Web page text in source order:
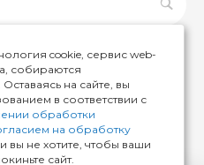
права защищены
cookie, сервис web-
собираются
на сайте, вы
в соответствии с
обработки
на обработку
вы не хотите, чтобы ваши
сайт.